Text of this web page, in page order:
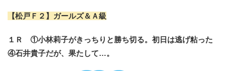
【松戸Ｆ２】ガールズ＆Ａ級
１Ｒ ①小林莉子がきっちりと勝ち切る。初日は逃げ粘った
④石井貴子だが、果たして…。